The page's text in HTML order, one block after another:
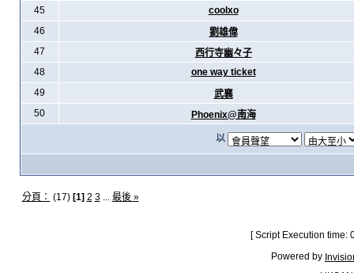
45
coolxo
46
劉雄偉
47
西行寺幽々子
48
one way ticket
49
武襄
50
Phoenix@南海
以
分頁： (17) [1] 2 3... 最後 »
[ Script Execution
Powered by